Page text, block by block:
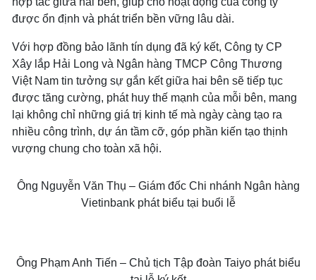
được ổn định và phát triển bền vững lâu dài.
Với hợp đồng bảo lãnh tín dụng đã ký kết, Công ty CP
Xây lắp Hải Long và Ngân hàng TMCP Công Thương
Việt Nam tin tưởng sự gắn kết giữa hai bên sẽ tiếp tục
được tăng cường, phát huy thế mạnh của mỗi bên, mang
lại không chỉ những giá trị kinh tế mà ngày càng tạo ra
nhiều công trình, dự án tầm cỡ, góp phần kiến tạo thịnh
vượng chung cho toàn xã hội.
Ông Nguyễn Văn Thụ – Giám đốc Chi nhánh Ngân hàng
Vietinbank phát biểu tại buổi lễ
Ông Phạm Anh Tiến – Chủ tịch Tập đoàn Taiyo phát biểu